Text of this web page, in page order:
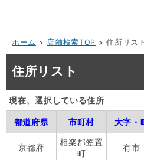
ホーム > 店舗検索TOP > 住所リスト
住所リスト
現在、選択している住所
都道府県 市町村 大字・
京都府
相楽郡笠置
町
有市